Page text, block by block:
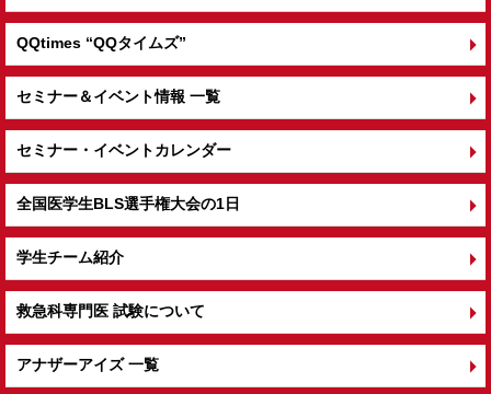
QQtimes “QQタイムズ”
セミナー＆イベント情報 一覧
セミナー・イベントカレンダー
全国医学生BLS選手権大会の1日
学生チーム紹介
救急科専門医 試験について
アナザーアイズ 一覧